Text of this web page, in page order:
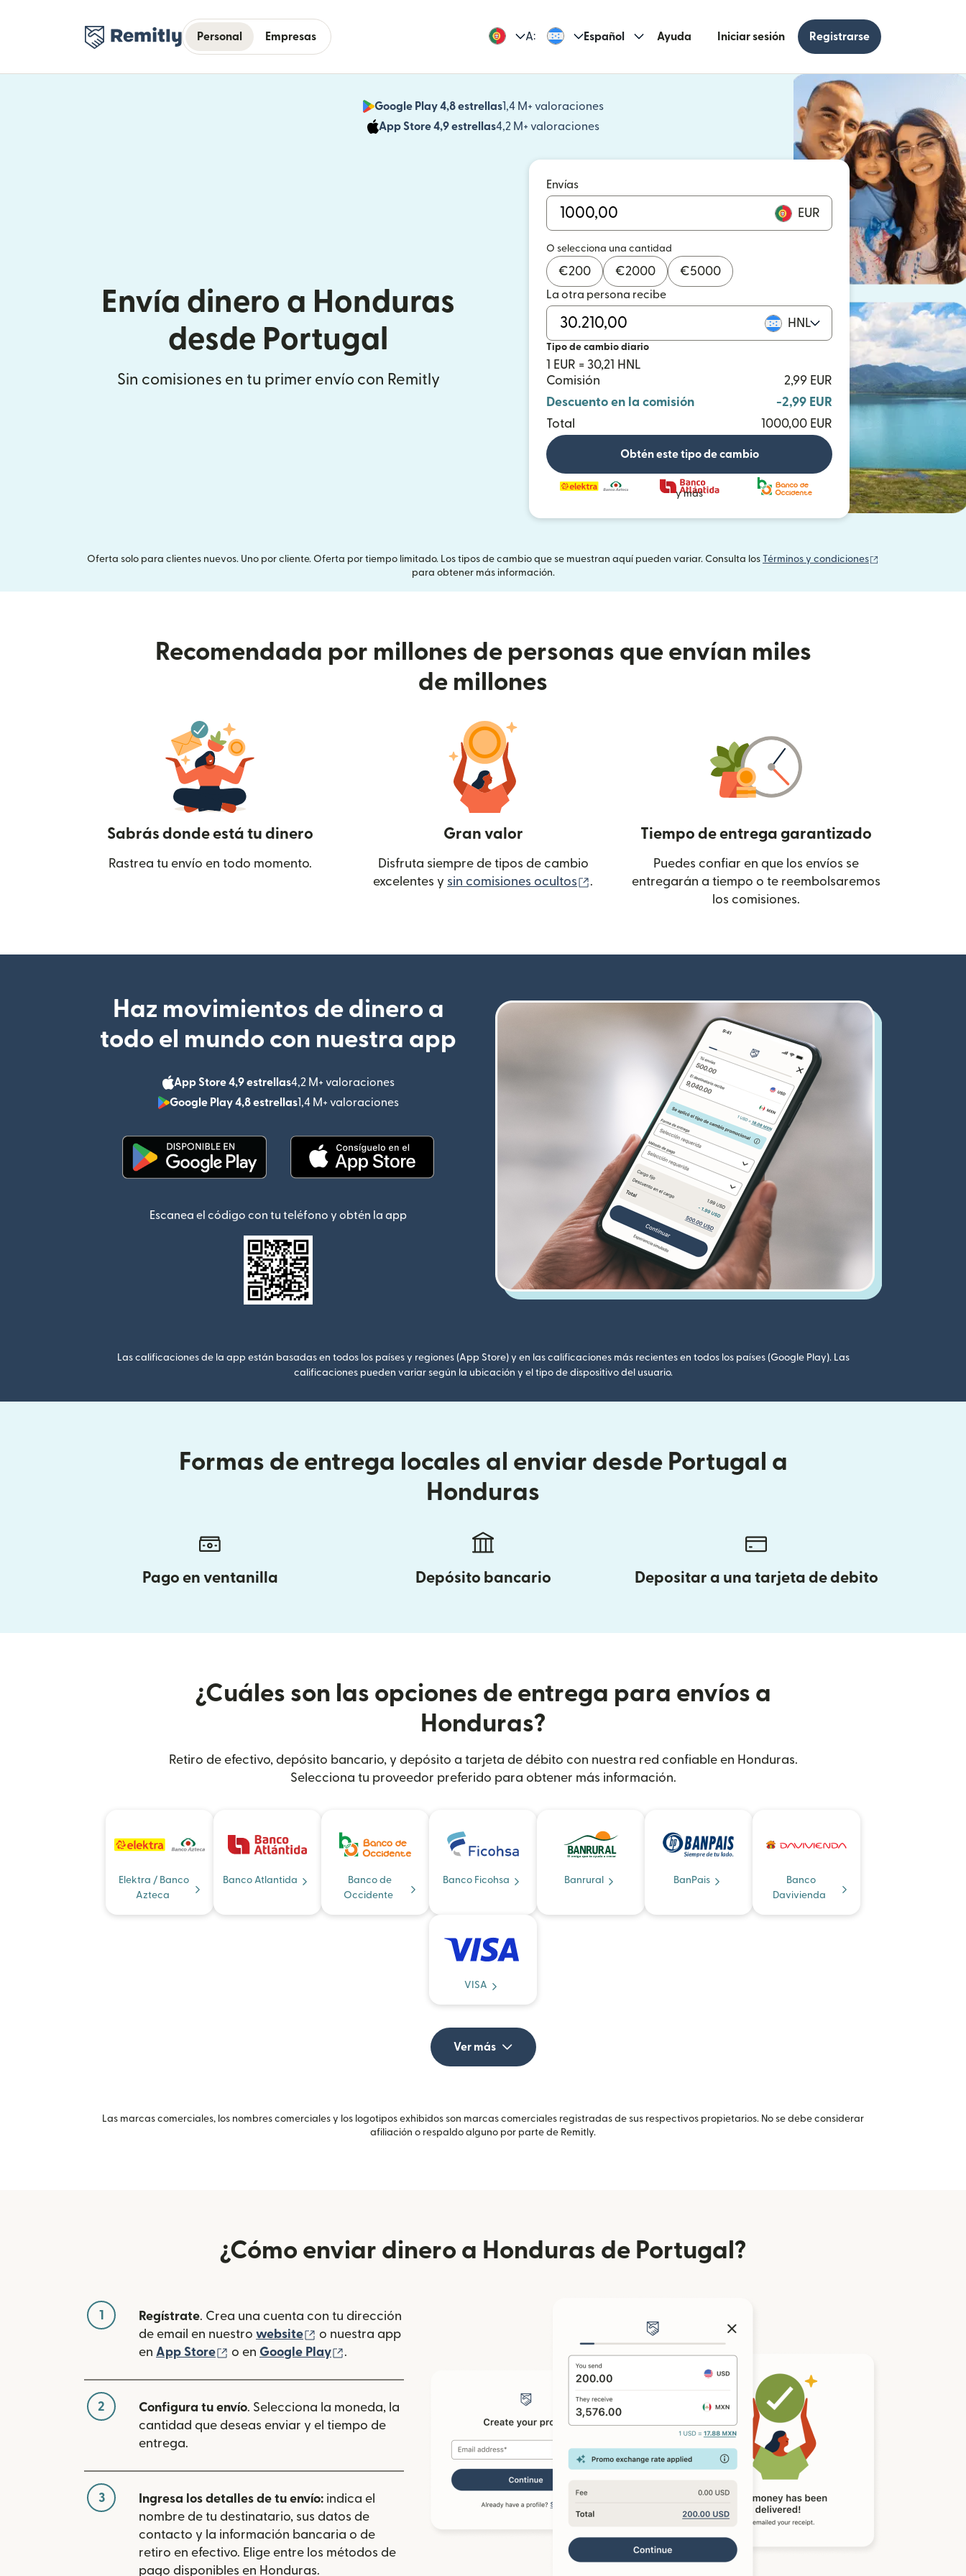
Personal Empresas A: Español Ayuda Iniciar sesión Registrarse
Google Play 4,8 estrellas1,4 M+ valoraciones
(se abre en una ventana nueva)
App Store 4,9 estrellas4,2 M+ valoraciones
(se abre en una ventana nueva)
Envía dinero a Honduras
desde Portugal
Sin comisiones en tu primer envío con Remitly
Envías
EUR
O selecciona una cantidad
€200 €2000 €5000
La otra persona recibe
HNL
Tipo de cambio diario
1 EUR = 30,21 HNL
Comisión
2,99 EUR
Descuento en la comisión
-2,99 EUR
Total
1000,00 EUR
Obtén este tipo de cambio
y más
Oferta solo para clientes nuevos. Uno por cliente. Oferta por tiempo limitado. Los tipos de cambio que se muestran aquí pueden variar. Consulta los Términos y condiciones
para obtener más información.
Recomendada por millones de personas que envían miles
de millones
Sabrás donde está tu dinero
Rastrea tu envío en todo momento.
Gran valor
Disfruta siempre de tipos de cambio
excelentes y sin comisiones ocultos (se abre en una ventana nueva)
.
Tiempo de entrega garantizado
Puedes confiar en que los envíos se
entregarán a tiempo o te reembolsaremos
los comisiones.
Haz movimientos de dinero a
todo el mundo con nuestra app
App Store 4,9 estrellas4,2 M+ valoraciones
(se abre en una ventana nueva)
Google Play 4,8 estrellas1,4 M+ valoraciones
(se abre en una ventana nueva)
Escanea el código con tu teléfono y obtén la app
Las calificaciones de la app están basadas en todos los países y regiones (App Store) y en las calificaciones más recientes en todos los países (Google Play). Las
calificaciones pueden variar según la ubicación y el tipo de dispositivo del usuario.
Formas de entrega locales al enviar desde Portugal a
Honduras
Pago en ventanilla Depósito bancario Depositar a una tarjeta de debito
¿Cuáles son las opciones de entrega para envíos a
Honduras?
Retiro de efectivo, depósito bancario, y depósito a tarjeta de débito con nuestra red confiable en Honduras.
Selecciona tu proveedor preferido para obtener más información.
Elektra / Banco
Azteca
Banco Atlantida
Banco de
Occidente
Banco Ficohsa Banrural BanPais
Banco
Davivienda
VISA
Ver más
Las marcas comerciales, los nombres comerciales y los logotipos exhibidos son marcas comerciales registradas de sus respectivos propietarios. No se debe considerar
afiliación o respaldo alguno por parte de Remitly.
¿Cómo enviar dinero a Honduras de Portugal?
1 Regístrate. Crea una cuenta con tu dirección
de email en nuestro website (se abre en una ventana nueva)
o nuestra app
en App Store (se abre en una ventana nueva)
o en Google Play (se abre en una ventana nueva)
.
2 Configura tu envío. Selecciona la moneda, la
cantidad que deseas enviar y el tiempo de
entrega.
3 Ingresa los detalles de tu envío: indica el
nombre de tu destinatario, sus datos de
contacto y la información bancaria o de
retiro en efectivo. Elige entre los métodos de
pago disponibles en Honduras.